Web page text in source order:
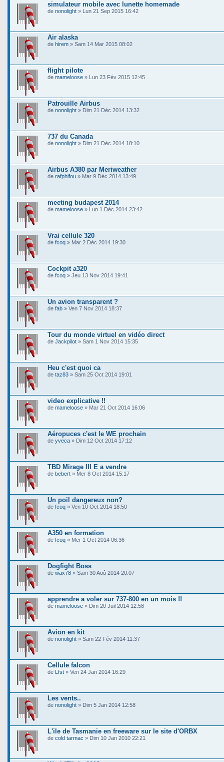
simulateur mobile avec lunette homemade
de nonolight » Lun 21 Sep 2015 16:42
Air alaska
de hirem » Sam 14 Mar 2015 08:02
flight pilote
de mameloose » Lun 23 Fév 2015 12:45
Patrouille Airbus
de nonolight » Dim 21 Déc 2014 13:32
737 du Canada
de nonolight » Dim 21 Déc 2014 18:10
Airbus A380 par Meriweather
de rafphifou » Mar 9 Déc 2014 13:49
meeting budapest 2014
de mameloose » Lun 1 Déc 2014 23:42
Vrai cellule 320
de fcoq » Mar 2 Déc 2014 19:30
Cockpit a320
de fcoq » Jeu 13 Nov 2014 19:41
Un avion transparent ?
de fab » Ven 7 Nov 2014 18:37
Tour du monde virtuel en vidéo direct
de Jackpilot » Sam 1 Nov 2014 15:35
Heu c'est quoi ca
de taz83 » Sam 25 Oct 2014 19:01
video explicative !!
de mameloose » Mar 21 Oct 2014 16:06
Aéropuces c'est le WE prochain
de yveca » Dim 12 Oct 2014 17:12
TBD Mirage III E a vendre
de bebert » Mer 8 Oct 2014 15:17
Un poil dangereux non?
de fcoq » Ven 10 Oct 2014 18:50
A350 en formation
de fcoq » Mer 1 Oct 2014 06:36
Dogfight Boss
de wax78 » Sam 30 Aoû 2014 20:07
apprendre a voler sur 737-800 en un mois !!
de mameloose » Dim 20 Juil 2014 12:58
Avion en kit
de nonolight » Sam 22 Fév 2014 11:37
Cellule falcon
de Lfst » Ven 24 Jan 2014 16:29
Les vents..
de nonolight » Dim 5 Jan 2014 12:58
L'ile de Tasmanie en freeware sur le site d'ORBX
de cold tarmac » Dim 10 Jan 2010 22:21